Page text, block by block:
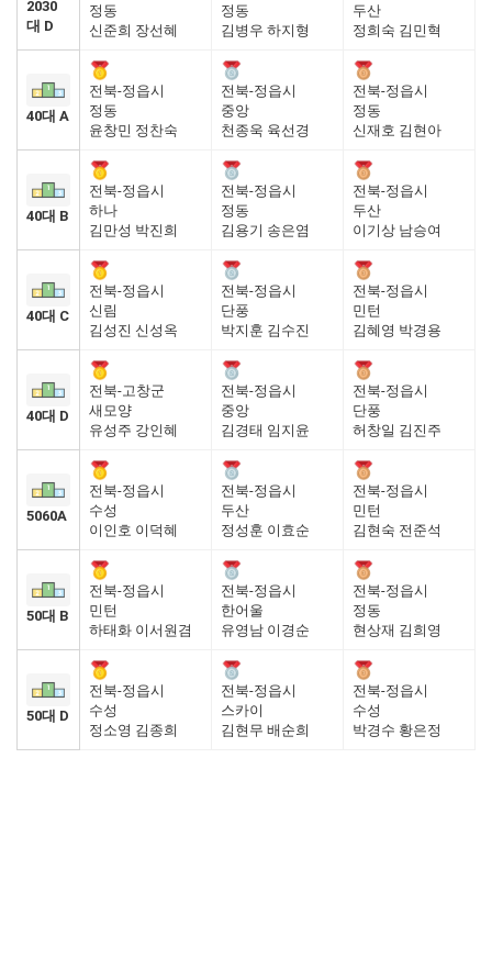
2030
대 D
정동
신준희 장선혜
정동
김병우 하지형
두산
정희숙 김민혁
40대 A
전북-정읍시
정동
윤창민 정찬숙
전북-정읍시
중앙
천종욱 육선경
전북-정읍시
정동
신재호 김현아
40대 B
전북-정읍시
하나
김만성 박진희
전북-정읍시
정동
김용기 송은염
전북-정읍시
두산
이기상 남승여
40대 C
전북-정읍시
신림
김성진 신성옥
전북-정읍시
단풍
박지훈 김수진
전북-정읍시
민턴
김혜영 박경용
40대 D
전북-고창군
새모양
유성주 강인혜
전북-정읍시
중앙
김경태 임지윤
전북-정읍시
단풍
허창일 김진주
5060A
전북-정읍시
수성
이인호 이덕혜
전북-정읍시
두산
정성훈 이효순
전북-정읍시
민턴
김현숙 전준석
50대 B
전북-정읍시
민턴
하태화 이서원겸
전북-정읍시
한어울
유영남 이경순
전북-정읍시
정동
현상재 김희영
50대 D
전북-정읍시
수성
정소영 김종희
전북-정읍시
스카이
김현무 배순희
전북-정읍시
수성
박경수 황은정